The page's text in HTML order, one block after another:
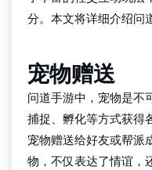
分。本文将详细介绍问
宠物赠送
问道手游中，宠物是不
捕捉、孵化等方式获得
宠物赠送给好友或帮派
物，不仅表达了情谊，